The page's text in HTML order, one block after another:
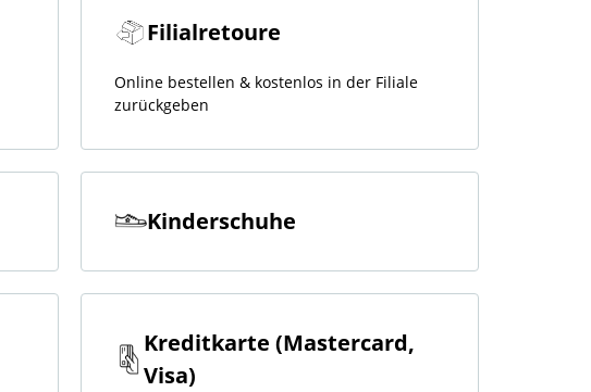
Filialretoure
Online bestellen & kostenlos in der Filiale
zurückgeben
Kinderschuhe
Kreditkarte (Mastercard,
Visa)